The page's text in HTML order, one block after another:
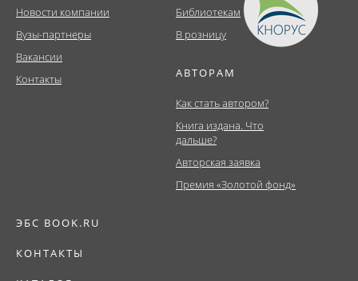
Новости компании
Вузы-партнеры
Вакансии
Контакты
Библиотекам
В розницу
АВТОРАМ
Как стать автором?
Книга издана. Что
дальше?
Авторская заявка
Премия «Золотой фонд»
ЭБС BOOK.RU
КОНТАКТЫ